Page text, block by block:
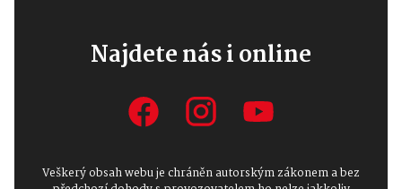
Najdete nás i online
Veškerý obsah webu je chráněn autorským zákonem a bez